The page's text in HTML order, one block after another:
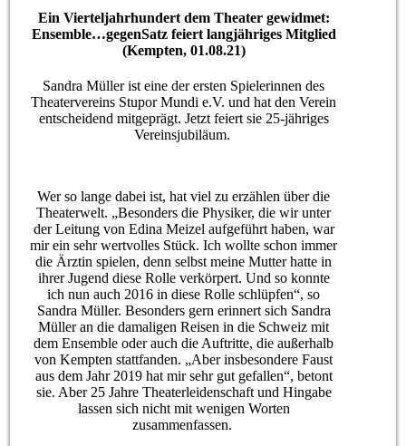
Ein Vierteljahrhundert dem Theater gewidmet:
Ensemble…gegenSatz feiert langjähriges Mitglied
(Kempten, 01.08.21)
Sandra Müller ist eine der ersten Spielerinnen des
Theatervereins Stupor Mundi e.V. und hat den Verein
entscheidend mitgeprägt. Jetzt feiert sie 25-jähriges
Vereinsjubiläum.
Wer so lange dabei ist, hat viel zu erzählen über die
Theaterwelt. „Besonders die Physiker, die wir unter
der Leitung von Edina Meizel aufgeführt haben, war
mir ein sehr wertvolles Stück. Ich wollte schon immer
die Ärztin spielen, denn selbst meine Mutter hatte in
ihrer Jugend diese Rolle verkörpert. Und so konnte
ich nun auch 2016 in diese Rolle schlüpfen“, so
Sandra Müller. Besonders gern erinnert sich Sandra
Müller an die damaligen Reisen in die Schweiz mit
dem Ensemble oder auch die Auftritte, die außerhalb
von Kempten stattfanden. „Aber insbesondere Faust
aus dem Jahr 2019 hat mir sehr gut gefallen“, betont
sie. Aber 25 Jahre Theaterleidenschaft und Hingabe
lassen sich nicht mit wenigen Worten
zusammenfassen.